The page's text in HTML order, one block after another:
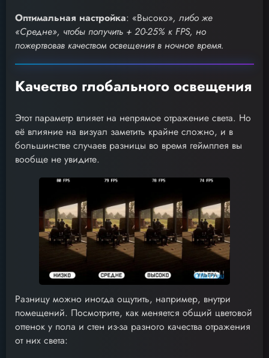
Оптимальная настройка: «Высоко», либо же
«Средне», чтобы получить + 20-25% к FPS, но
пожертвовав качеством освещения в ночное время.
Качество глобального освещения
Этот параметр влияет на непрямое отражение света. Но
её влияние на визуал заметить крайне сложно, и в
большинстве случаев разницы во время геймплея вы
вообще не увидите.
Разницу можно иногда ощутить, например, внутри
помещений. Посмотрите, как меняется общий цветовой
оттенок у пола и стен из-за разного качества отражения
от них света: